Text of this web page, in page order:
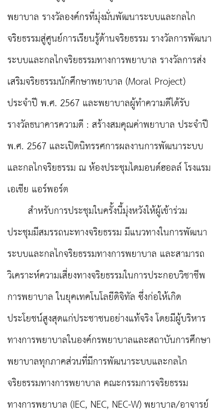
พยาบาล รางวัลองค์กรที่มุ่งมั่นพัฒนาระบบและกลไก
จริยธรรมสู่ศูนย์การเรียนรู้ด้านจริยธรรม รางวัลการพัฒนา
ระบบและกลไกจริยธรรมทางการพยาบาล รางวัลการส่ง
เสริมจริยธรรมนักศึกษาพยาบาล (Moral Project)
ประจำปี พ.ศ. 2567 และพยาบาลผู้ทำความดีได้รับ
รางวัลธนาคารความดี : สร้างสมคุณค่าพยาบาล ประจำปี
พ.ศ. 2567 และเปิดนิทรรศการผลงานการพัฒนาระบบ
และกลไกจริยธรรม ณ ห้องประชุมไดมอนด์ฮอลล์ โรงแรม
เอเชีย แอร์พอร์ต
สำหรับการประชุมในครั้งนี้มุ่งหวังให้ผู้เข้าร่วม
ประชุมมีสมรรถนะทางจริยธรรม มีแนวทางในการพัฒนา
ระบบและกลไกจริยธรรมทางการพยาบาล และสามารถ
วิเคราะห์ความเสี่ยงทางจริยธรรมในการประกอบวิชาชีพ
การพยาบาล ในยุคเทคโนโลยีดิจิทัล ซึ่งก่อให้เกิด
ประโยชน์สูงสุดแก่ประชาชนอย่างแท้จริง โดยมีผู้บริหาร
ทางการพยาบาลในองค์กรพยาบาลและสถาบันการศึกษา
พยาบาลทุกภาคส่วนที่มีการพัฒนาระบบและกลไก
จริยธรรมทางการพยาบาล คณะกรรมการจริยธรรม
ทางการพยาบาล (IEC, NEC, NEC-W) พยาบาล/อาจารย์